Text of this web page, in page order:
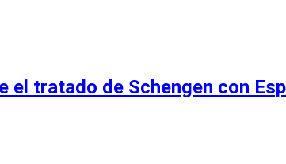
el tratado de Schengen con